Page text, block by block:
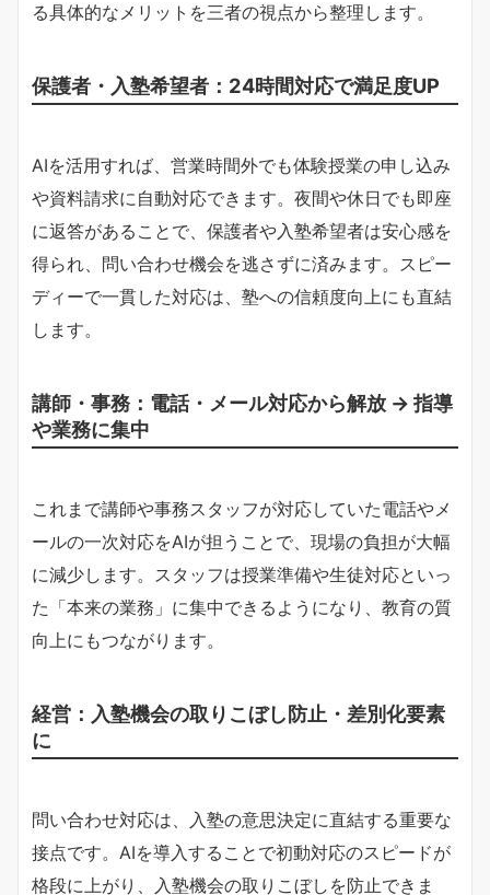
る具体的なメリットを三者の視点から整理します。
保護者・入塾希望者：24時間対応で満足度UP
AIを活用すれば、営業時間外でも体験授業の申し込み
や資料請求に自動対応できます。夜間や休日でも即座
に返答があることで、保護者や入塾希望者は安心感を
得られ、問い合わせ機会を逃さずに済みます。スピー
ディーで一貫した対応は、塾への信頼度向上にも直結
します。
講師・事務：電話・メール対応から解放 → 指導
や業務に集中
これまで講師や事務スタッフが対応していた電話やメ
ールの一次対応をAIが担うことで、現場の負担が大幅
に減少します。スタッフは授業準備や生徒対応といっ
た「本来の業務」に集中できるようになり、教育の質
向上にもつながります。
経営：入塾機会の取りこぼし防止・差別化要素
に
問い合わせ対応は、入塾の意思決定に直結する重要な
接点です。AIを導入することで初動対応のスピードが
格段に上がり、入塾機会の取りこぼしを防止できま